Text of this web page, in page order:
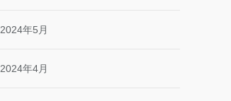
2024年5月
2024年4月